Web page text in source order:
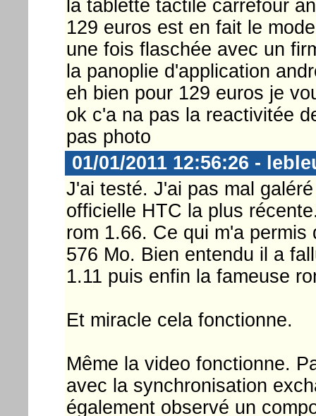
la tablette tactile carrefour
129 euros est en fait le
une fois flaschée avec un
la panoplie d'application
eh bien pour 129 euros je
ok c'a na pas la reactivitée
pas photo
01/01/2011 12:56:26 -
J'ai testé. J'ai pas mal
officielle HTC la plus
rom 1.66. Ce qui m'a
576 Mo. Bien entendu il a
1.11 puis enfin la fameuse
Et miracle cela fonctionne.
Même la video fonctionne.
avec la synchronisation
également observé un